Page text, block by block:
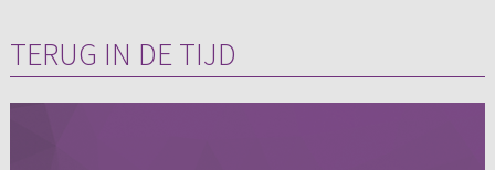
TERUG IN DE TIJD